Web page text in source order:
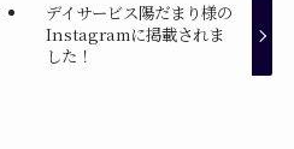
デイサービス陽だまり様の
Instagramに掲載されま
した！